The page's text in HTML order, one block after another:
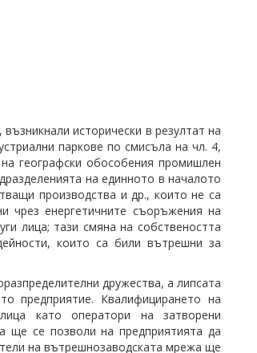
исторически в резултат на
паркове по смисъла на чл. 4,
географски обособения промишлен
на единното в началото
производства и др., които не са
чрез енергетичните съоръжения на
лица; тази смяна на собствеността
които са били вътрешни за
дружества, а липсата
предприятие. Квалифицирането на
като оператори на затворени
ще се позволи на предприятията да
на вътрешнозаводската мрежа ще